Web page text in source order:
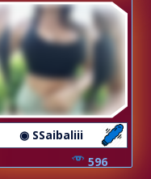
◉ SSaibaliii
596